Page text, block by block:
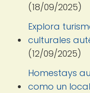
(18/09/2025)
Explora
culturales
(12/09/2025)
Homestays
como un